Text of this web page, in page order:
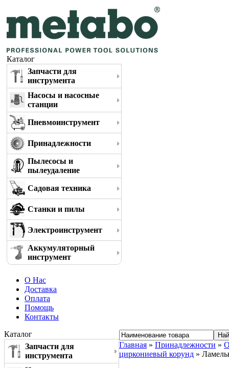
Каталог
Запчасти для
инструмента
Насосы и насосные
станции
Пневмоинструмент
Принадлежности
Пылесосы и
пылеудаление
Садовая техника
Станки и пилы
Электроинструмент
Аккумуляторный
инструмент
О Нас
Доставка
Оплата
Помощь
Контакты
Каталог
Запчасти для
инструмента
Главная » Принадлежности »
циркониевый корунд »